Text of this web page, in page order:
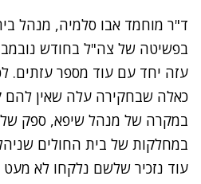
ד"ר מוחמד אבו סלמיה, מנהל
עזה יחד עם עוד מספר עזתים.
כאלה שבחקירה עלה שאין להם
במקרה של מנהל שיפא, ספק
במחלקות של בית החולים
עוד נזכיר שלשם נלקחו לא